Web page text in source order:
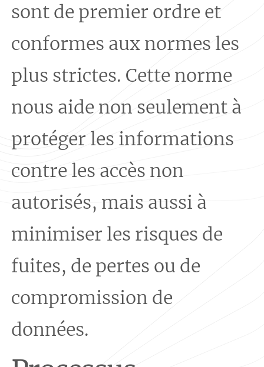
sont de premier ordre et
conformes aux normes les
plus strictes. Cette norme
nous aide non seulement à
protéger les informations
contre les accès non
autorisés, mais aussi à
minimiser les risques de
fuites, de pertes ou de
compromission de
données.